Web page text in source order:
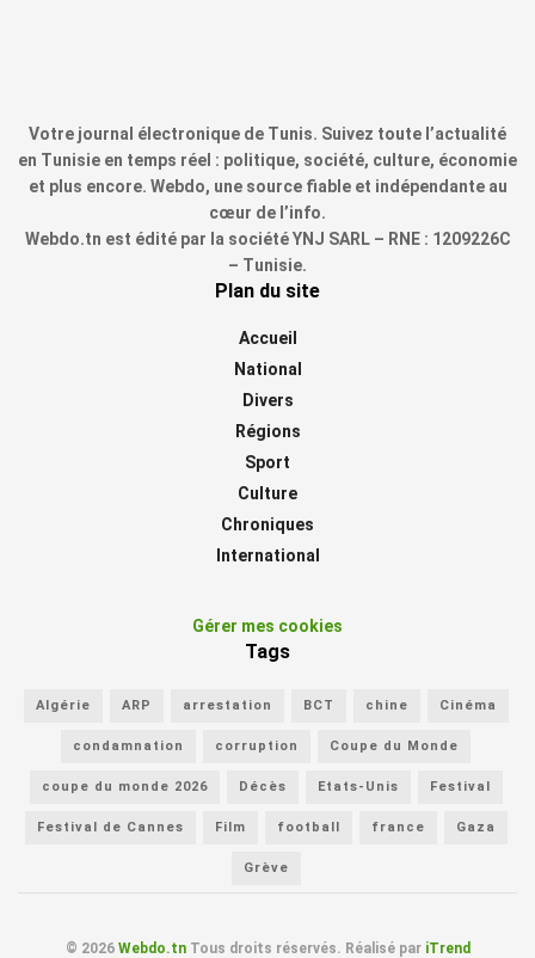
Votre journal électronique de Tunis. Suivez toute l’actualité
en Tunisie en temps réel : politique, société, culture, économie
et plus encore. Webdo, une source fiable et indépendante au
cœur de l’info.
Webdo.tn est édité par la société YNJ SARL – RNE : 1209226C
– Tunisie.
Plan du site
Accueil
National
Divers
Régions
Sport
Culture
Chroniques
International
Gérer mes cookies
Tags
Algérie ARP arrestation BCT chine Cinéma
condamnation corruption Coupe du Monde
coupe du monde 2026 Décès Etats-Unis Festival
Festival de Cannes Film football france Gaza
Grève
© 2026 Webdo.tnTous droits réservés. Réalisé par iTrend